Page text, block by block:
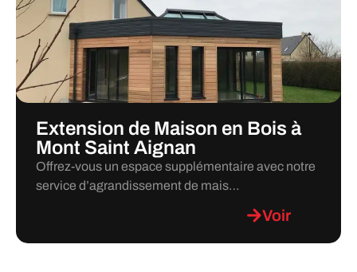
Extension de Maison en Bois à
Mont Saint Aignan
Offrez-vous un espace supplémentaire avec notre
service d’agrandissement de mais…
Voir